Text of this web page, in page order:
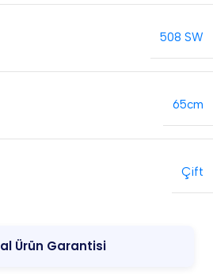
508 SW
65cm
Çift
Ürün Garantisi